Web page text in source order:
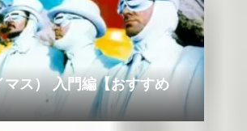
ス） 入門編【おすすめ